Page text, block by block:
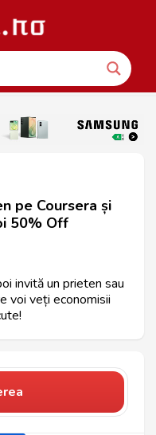
pe Coursera și
50% Off
invită un prieten sau
voi veți economisii